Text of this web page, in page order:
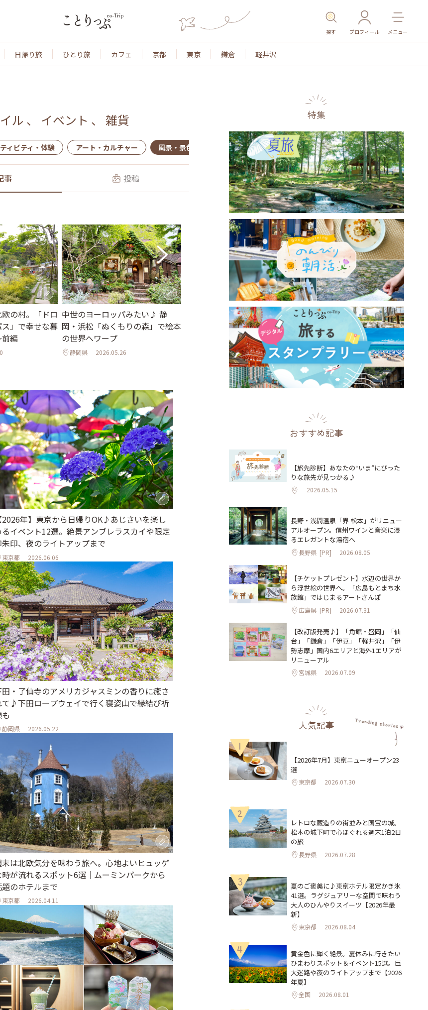
探す プロフィール メニュー
日帰り旅 ひとり旅 カフェ 京都 東京 鎌倉 軽井沢
ル 、 イベント 、 雑貨
ィビティ・体験 アート・カルチャー 風景・景色 名所・旧跡 温泉・スパ その他施設 ごはん
事 投稿
の村。「ドロ
」で幸せな暮
編
中世のヨーロッパみたい♪ 静
岡・浜松「ぬくもりの森」で絵本
の世界へワープ
静岡県 2026.05.26
都心から約2時間♪夏の日帰り旅
にぴったりの関東＆近郊観光スポ
2026.07.20
2026年】東京から日帰りOK♪あじさいを楽し
るイベント12選。絶景アンブレラスカイや限定
印、夜のライトアップまで
東京都 2026.06.06
・了仙寺のアメリカジャスミンの香りに癒さ
て♪下田ロープウェイで行く寝姿山で縁結び祈
静岡県 2026.05.22
末は北欧気分を味わう旅へ。心地よいヒュッゲ
時が流れるスポット6選｜ムーミンパークから
題のホテルまで
東京都 2026.04.11
特集
おすすめ記事
【旅先診断】あなたの“いま”にぴった
りな旅先が見つかる♪
2026.05.15
長野・浅間温泉「界 松本」がリニュー
アルオープン。信州ワインと音楽に浸
るエレガントな湯宿へ
長野県 [PR] 2026.08.05
【チケットプレゼント】水辺の世界か
ら浮世絵の世界へ。「広島もとまち水
族館」ではじまるアートさんぽ
広島県 [PR] 2026.07.31
【改訂版発売♪】「角館・盛岡」「仙
台」「鎌倉」「伊豆」「軽井沢」「伊
勢志摩」国内6エリアと海外1エリアが
リニューアル
宮城県 2026.07.09
人気記事
1
【2026年7月】東京ニューオープン23
選
東京都 2026.07.30
2
レトロな蔵造りの街並みと国宝の城。
松本の城下町で心ほぐれる週末1泊2日
の旅
長野県 2026.07.28
3
夏のご褒美に♪東京ホテル限定かき氷
41選。ラグジュアリーな空間で味わう
大人のひんやりスイーツ【2026年最
新】
東京都 2026.08.04
4
黄金色に輝く絶景。夏休みに行きたい
ひまわりスポット＆イベント15選。巨
大迷路や夜のライトアップまで【2026
年夏】
全国 2026.08.01